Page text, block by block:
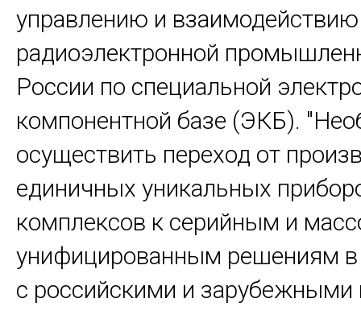
управлению и
радиоэлектронной
России по специальной
компонентной базе (ЭКБ).
осуществить переход от
единичных уникальных
комплексов к серийным и
унифицированным решениям в
с российскими и зарубежными